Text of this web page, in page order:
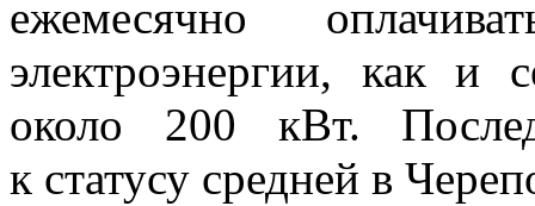
ежемесячно
электроэнергии, как
около 200 кВт.
к статусу средней в